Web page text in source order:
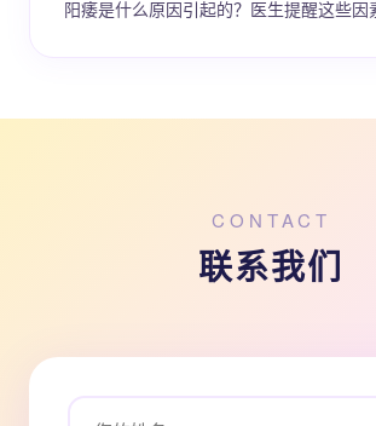
阳痿是什么原因引起的？医生提醒这些因
CONTACT
联系我们